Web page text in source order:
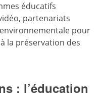
éducatifs
partenariats
pour
la préservation des
: l’éducation